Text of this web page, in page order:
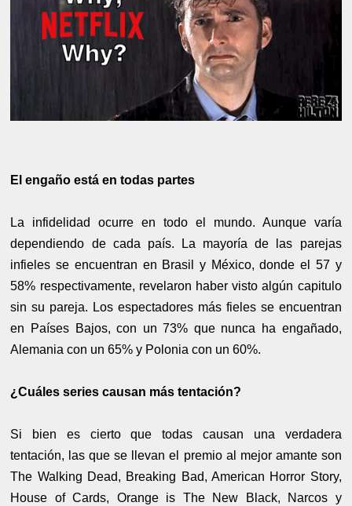
El engaño está en todas partes
La infidelidad ocurre en todo el mundo. Aunque varía
dependiendo de cada país. La mayoría de las parejas
infieles se encuentran en Brasil y México, donde el 57 y
58% respectivamente, revelaron haber visto algún capitulo
sin su pareja. Los espectadores más fieles se encuentran
en Países Bajos, con un 73% que nunca ha engañado,
Alemania con un 65% y Polonia con un 60%.
¿Cuáles series causan más tentación?
Si bien es cierto que todas causan una verdadera
tentación, las que se llevan el premio al mejor amante son
The Walking Dead, Breaking Bad, American Horror Story,
House of Cards, Orange is The New Black, Narcos y